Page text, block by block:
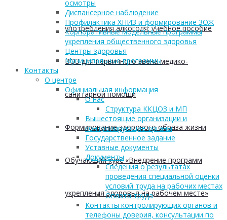
употребления алкоголя: учебное пособие
ВОЗ для первичного звена медико-
санитарной помощи
Формирование здорового образа жизни
Обучающий курс «Внедрение программ
укрепления здоровья на рабочем месте»
осмотры
Диспансерное наблюдение
Профилактика ХНИЗ и формирование ЗОЖ
Корпоративные модельные программы
укрепления общественного здоровья
Центры здоровья
Муниципальные программы
Контакты
О центре
Официальная информация
О нас
Структура ККЦОЗ и МП
Вышестоящие организации и
контролирующие органы
Государственное задание
Уставные документы
Документы
Сведения о результатах
проведения специальной оценки
условий труда на рабочих местах
Оплата труда
Контакты контролирующих органов и
телефоны доверия, консультации по